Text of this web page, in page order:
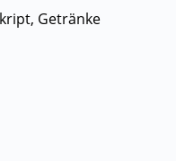
Getränke